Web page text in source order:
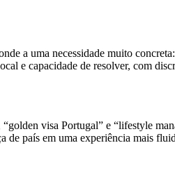
a uma necessidade muito
e capacidade de resolver, com
visa Portugal” e “lifestyle
de país em uma experiência mais